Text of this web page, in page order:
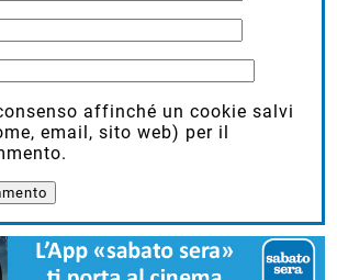
affinché un cookie salvi
email, sito web) per il